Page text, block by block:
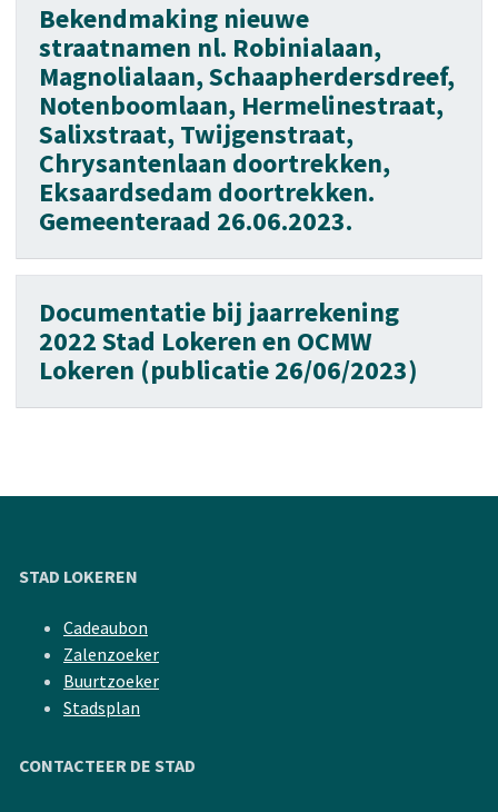
Bekendmaking nieuwe
straatnamen nl. Robinialaan,
Magnolialaan, Schaapherdersdreef,
Notenboomlaan, Hermelinestraat,
Salixstraat, Twijgenstraat,
Chrysantenlaan doortrekken,
Eksaardsedam doortrekken.
Gemeenteraad 26.06.2023.
Documentatie bij jaarrekening
2022 Stad Lokeren en OCMW
Lokeren (publicatie 26/06/2023)
STAD LOKEREN
Cadeaubon
Zalenzoeker
Buurtzoeker
Stadsplan
CONTACTEER DE STAD